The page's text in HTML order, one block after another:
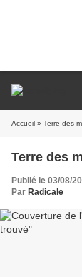
Accueil » Terre des
Terre des
Publié le 03/08/
Par Radicale